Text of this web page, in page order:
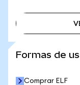
Formas de
Comprar ELF